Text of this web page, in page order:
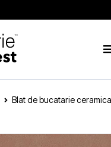
Blat de bucatarie